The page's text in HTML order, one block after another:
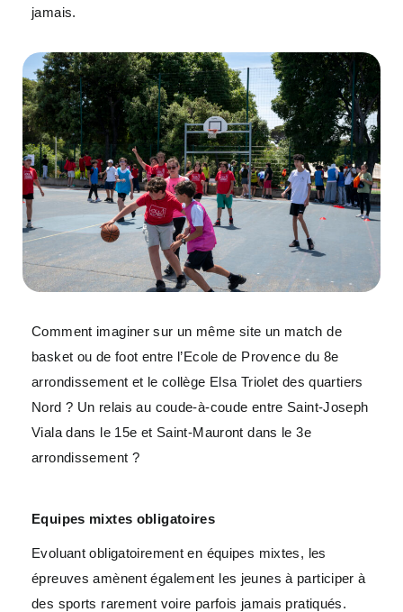
jamais.
Comment imaginer sur un même site un match de
basket ou de foot entre l’Ecole de Provence du 8e
arrondissement et le collège Elsa Triolet des quartiers
Nord ? Un relais au coude-à-coude entre Saint-Joseph
Viala dans le 15e et Saint-Mauront dans le 3e
arrondissement ?
Equipes mixtes obligatoires
Evoluant obligatoirement en équipes mixtes, les
épreuves amènent également les jeunes à participer à
des sports rarement voire parfois jamais pratiqués.